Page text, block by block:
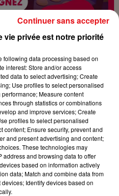
VOTRE SESSION DE JEU QUIZ
15h34
15h34
vie privée est notre priorité
following data processing based on
interest: Store and/or access
data to select advertising; Create
Use profiles to select personalised
Measure content
through statistics or combinations
and improve services; Create
profiles to select personalised
content; Ensure security, prevent and
and present advertising and content;
These technologies may
address and browsing data to offer
based on information actively
data; Match and combine data from
Identify devices based on
Continuer sans accepter